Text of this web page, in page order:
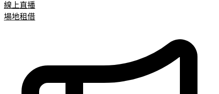
線上直播
場地租借